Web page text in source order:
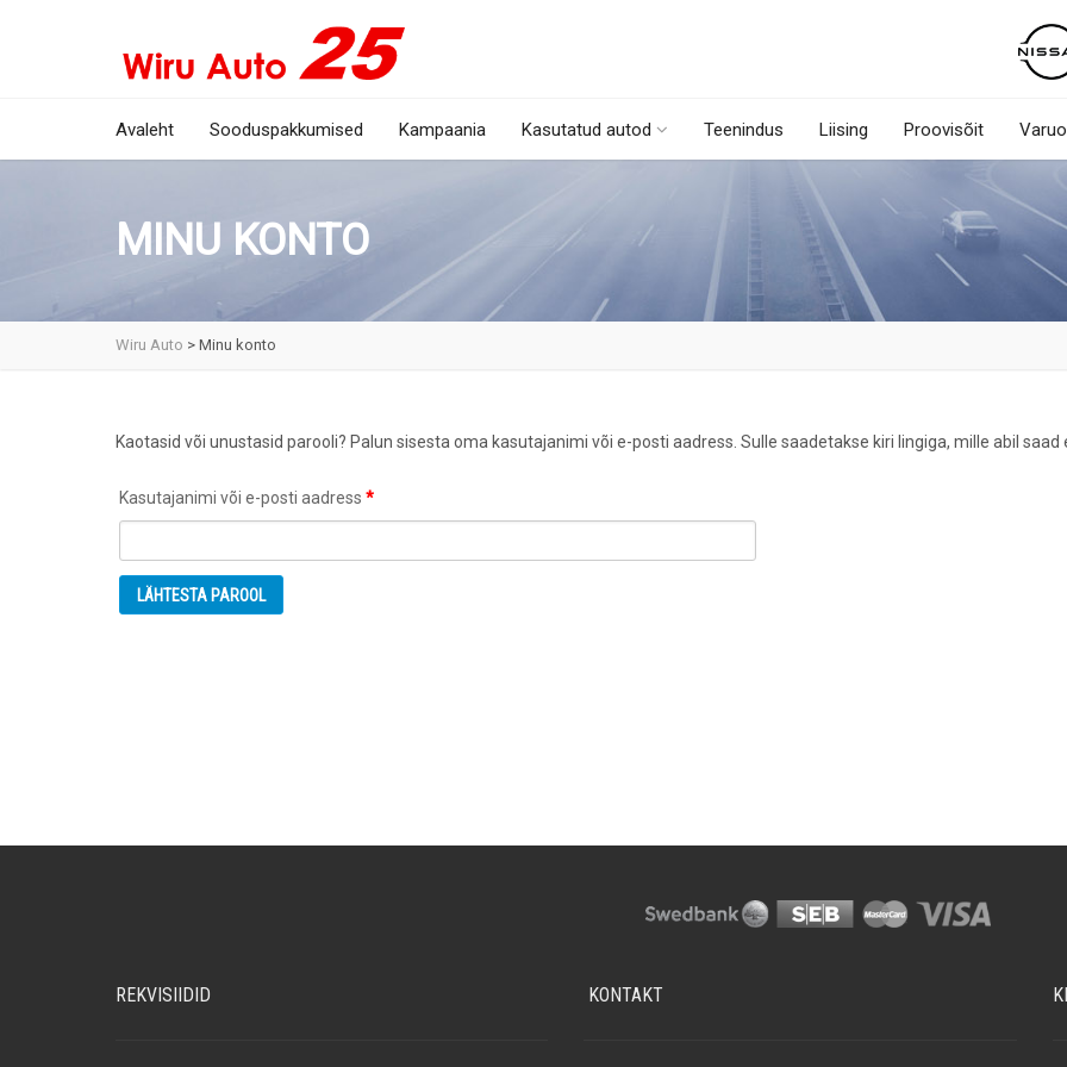
Avaleht Sooduspakkumised Kampaania Kasutatud autod Teenindus Liising Proovisõit
MINU KONTO
Wiru Auto > Minu konto
Kaotasid või unustasid parooli? Palun sisesta oma kasutajanimi või e-posti aadress. Sulle saadetakse kiri lingiga, mille abil saad
Kasutajanimi või e-posti aadress *Nõutud
LÄHTESTA PAROOL
REKVISIIDID KONTAKT